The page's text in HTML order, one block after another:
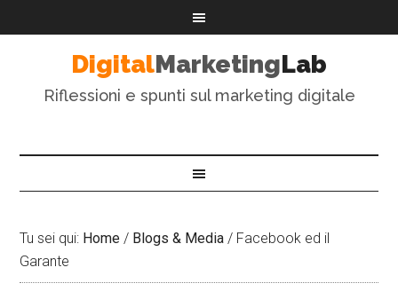
DigitalMarketingLab
Riflessioni e spunti sul marketing digitale
Tu sei qui: Home / Blogs & Media / Facebook ed il
Garante